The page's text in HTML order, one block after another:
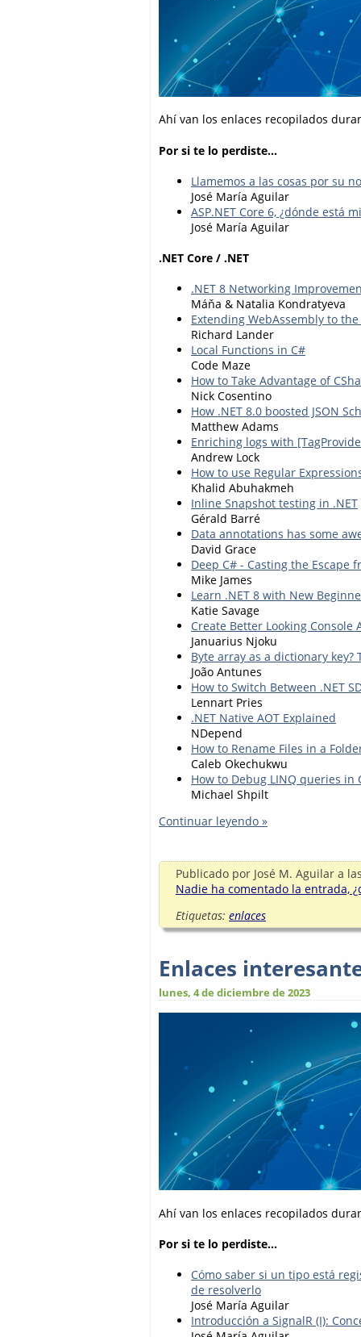
Ahí van los enlaces recopilados
Por si te lo perdiste...
Llamemos a las cosas por su
José María Aguilar
ASP.NET Core 6, ¿dónde está
José María Aguilar
.NET Core / .NET
.NET 8 Networking
Máňa & Natalia Kondratyeva
Extending WebAssembly to
Richard Lander
Local Functions in C#
Code Maze
How to Take Advantage of
Nick Cosentino
How .NET 8.0 boosted JSON
Matthew Adams
Enriching logs with
Andrew Lock
How to use Regular
Khalid Abuhakmeh
Inline Snapshot testing in .NET
Gérald Barré
Data annotations has some
David Grace
Deep C# - Casting the Escape
Mike James
Learn .NET 8 with New
Katie Savage
Create Better Looking
Januarius Njoku
Byte array as a dictionary
João Antunes
How to Switch Between .NET
Lennart Pries
.NET Native AOT Explained
NDepend
How to Rename Files in a
Caleb Okechukwu
How to Debug LINQ queries in
Michael Shpilt
Continuar leyendo »
Publicado por José M. Aguilar a
Nadie ha comentado la entrada,
Etiquetas: enlaces
Enlaces
lunes, 4 de diciembre de 2023
Ahí van los enlaces recopilados
Por si te lo perdiste...
Cómo saber si un tipo está
de resolverlo
José María Aguilar
Introducción a SignalR (I):